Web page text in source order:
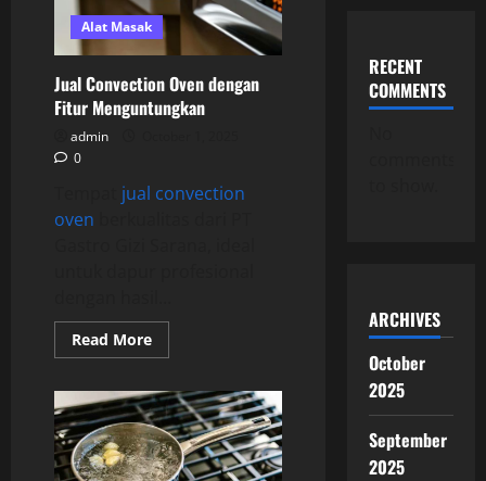
Alat Masak
Jual Convection Oven dengan
Fitur Menguntungkan
admin
0
jual convection
oven
Read MoreRead
more
Convection
Oven
dengan
Fitur
Menguntungkan
RECENT
COMMENTS
ARCHIVES
October
2025
September
2025